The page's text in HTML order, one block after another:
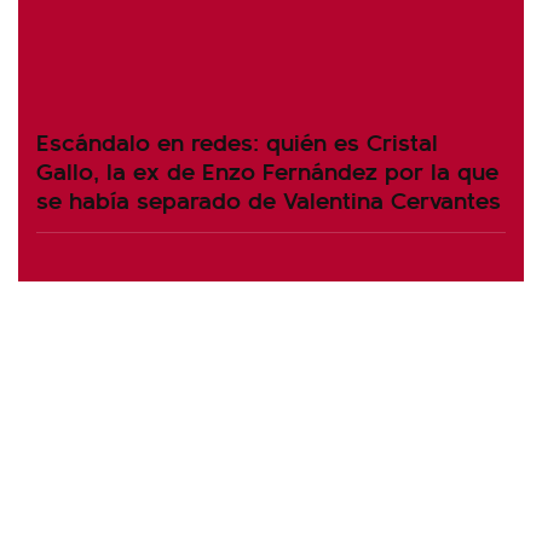
Escándalo en redes: quién es Cristal
Gallo, la ex de Enzo Fernández por la que
se había separado de Valentina Cervantes